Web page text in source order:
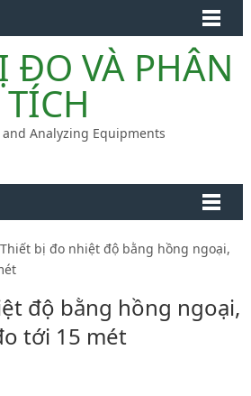
ĐO VÀ PHÂN
TÍCH
Analyzing Equipments
bị đo nhiệt độ bằng hồng ngoại,
độ bằng hồng ngoại,
tới 15 mét